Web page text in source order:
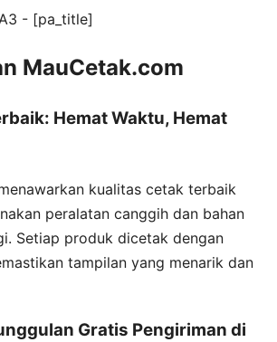
MauCetak.com
Hemat Waktu, Hemat
kualitas cetak terbaik
peralatan canggih dan bahan
Setiap produk dicetak dengan
tampilan yang menarik dan
Gratis Pengiriman di